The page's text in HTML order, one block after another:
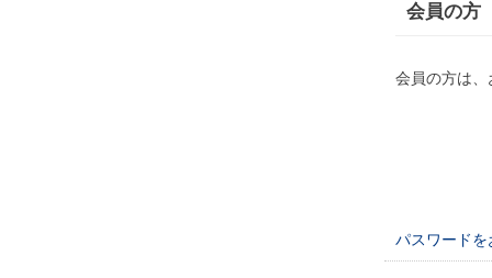
会員の方
会員の方は
パスワード